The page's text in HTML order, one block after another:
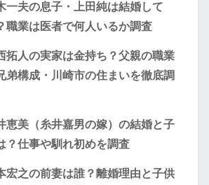
一夫の息子・上田純は結婚して
職業は医者で何人いるか調査
拓人の実家は金持ち？父親の職業
弟構成・川崎市の住まいを徹底調
恵美（糸井嘉男の嫁）の結婚と子
？仕事や馴れ初めを調査
宏之の前妻は誰？離婚理由と子供